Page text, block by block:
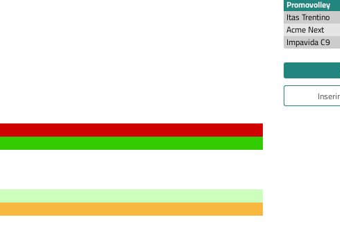
Promovolley
Itas Trentino
Acme Next
Impavida C9